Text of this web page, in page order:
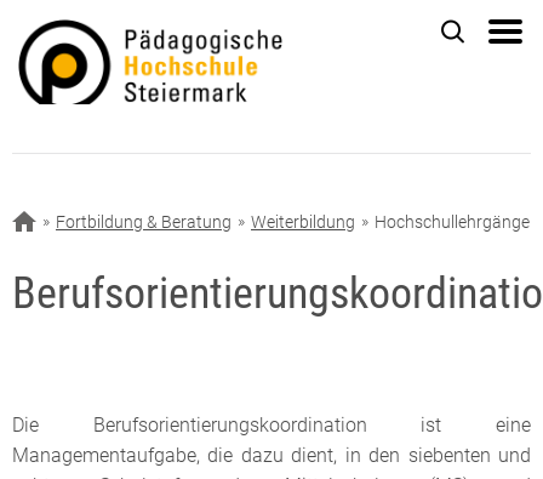
Fortbildung & Beratung Weiterbildung Hochschullehrgänge
Die Berufsorientierungskoordination ist eine
Managementaufgabe, die dazu dient, in den siebenten und